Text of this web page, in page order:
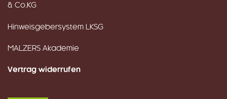
& Co.KG
Hinweisgebersystem LKSG
MALZERS Akademie
Vertrag widerrufen